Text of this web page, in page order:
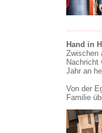
Hand in
Zwischen
Nachricht
Jahr an
Von der
Familie